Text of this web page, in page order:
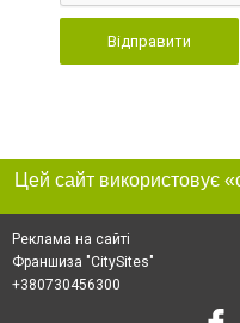
Відправити
Реклама на сайті
Франшиза "CitySites"
+380730456300